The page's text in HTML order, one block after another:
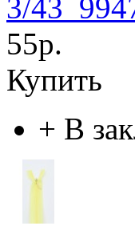
3/
55р.
Купить
+ В